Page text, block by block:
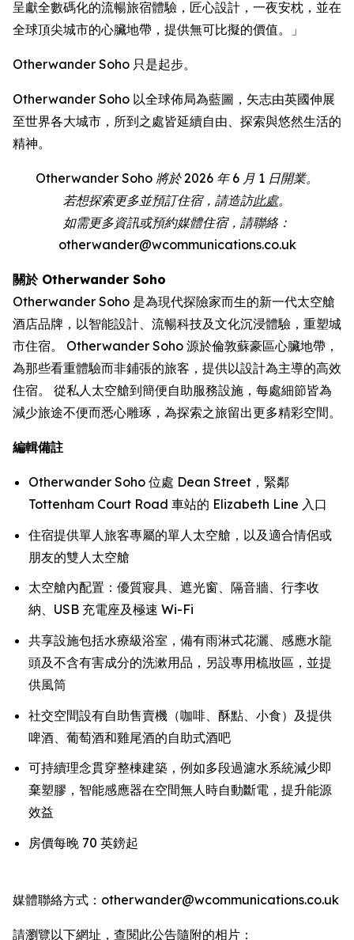
呈獻全數碼化的流暢旅宿體驗，匠心設計，一夜安枕，並在
全球頂尖城市的心臟地帶，提供無可比擬的價值。」
Otherwander Soho 只是起步。
Otherwander Soho 以全球佈局為藍圖，矢志由英國伸展
至世界各大城市，所到之處皆延續自由、探索與悠然生活的
精神。
Otherwander Soho 將於 2026 年 6 月 1 日開業。
若想探索更多並預訂住宿，請造訪此處。
如需更多資訊或預約媒體住宿，請聯絡：
otherwander@wcommunications.co.uk
關於 Otherwander Soho
Otherwander Soho 是為現代探險家而生的新一代太空艙
酒店品牌，以智能設計、流暢科技及文化沉浸體驗，重塑城
市住宿。 Otherwander Soho 源於倫敦蘇豪區心臟地帶，
為那些看重體驗而非鋪張的旅客，提供以設計為主導的高效
住宿。 從私人太空艙到簡便自助服務設施，每處細節皆為
減少旅途不便而悉心雕琢，為探索之旅留出更多精彩空間。
編輯備註
Otherwander Soho 位處 Dean Street，緊鄰
Tottenham Court Road 車站的 Elizabeth Line 入口
住宿提供單人旅客專屬的單人太空艙，以及適合情侶或
朋友的雙人太空艙
太空艙內配置：優質寢具、遮光窗、隔音牆、行李收
納、USB 充電座及極速 Wi-Fi
共享設施包括水療級浴室，備有雨淋式花灑、感應水龍
頭及不含有害成分的洗漱用品，另設專用梳妝區，並提
供風筒
社交空間設有自助售賣機（咖啡、酥點、小食）及提供
啤酒、葡萄酒和雞尾酒的自助式酒吧
可持續理念貫穿整棟建築，例如多段過濾水系統減少即
棄塑膠，智能感應器在空間無人時自動斷電，提升能源
效益
房價每晚 70 英鎊起
媒體聯絡方式：otherwander@wcommunications.co.uk
請瀏覽以下網址，查閱此公告隨附的相片：